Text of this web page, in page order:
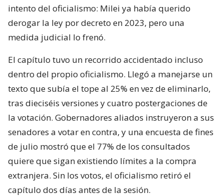
intento del oficialismo: Milei ya había querido
derogar la ley por decreto en 2023, pero una
medida judicial lo frenó.
El capítulo tuvo un recorrido accidentado incluso
dentro del propio oficialismo. Llegó a manejarse un
texto que subía el tope al 25% en vez de eliminarlo,
tras dieciséis versiones y cuatro postergaciones de
la votación. Gobernadores aliados instruyeron a sus
senadores a votar en contra, y una encuesta de fines
de julio mostró que el 77% de los consultados
quiere que sigan existiendo límites a la compra
extranjera. Sin los votos, el oficialismo retiró el
capítulo dos días antes de la sesión.